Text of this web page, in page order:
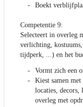
Boekt
Competentie 9:
Selecteert in overleg
verlichting,
tijdperk, ...) en het
Vormt zich een
Kiest samen
locaties,
overleg met